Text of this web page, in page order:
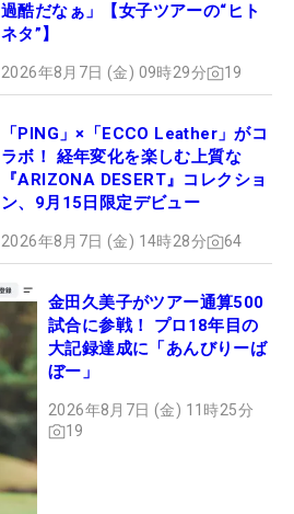
過酷だなぁ」【女子ツアーの“ヒト
ネタ”】
2026年8月7日 (金) 09時29分 19
「PING」×「ECCO Leather」がコ
ラボ！ 経年変化を楽しむ上質な
『ARIZONA DESERT』コレクショ
ン、9月15日限定デビュー
2026年8月7日 (金) 14時28分 64
金田久美子がツアー通算500
試合に参戦！ プロ18年目の
大記録達成に「あんびりーば
ぼー」
2026年8月7日 (金) 11時25分
19